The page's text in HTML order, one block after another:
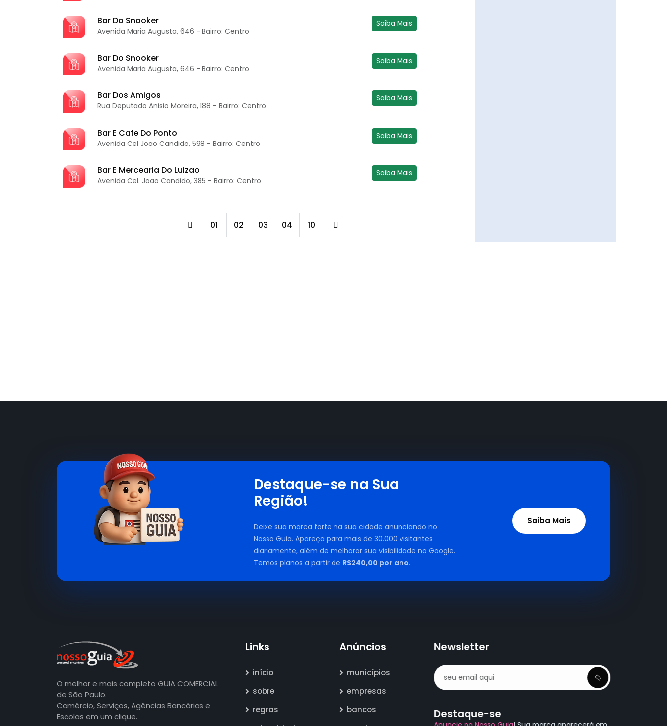
Bar Do Snooker
Avenida Maria Augusta, 646 - Bairro: Centro
Saiba Mais
Bar Do Snooker
Avenida Maria Augusta, 646 - Bairro: Centro
Saiba Mais
Bar Dos Amigos
Rua Deputado Anisio Moreira, 188 - Bairro: Centro
Saiba Mais
Bar E Cafe Do Ponto
Avenida Cel Joao Candido, 598 - Bairro: Centro
Saiba Mais
Bar E Mercearia Do Luizao
Avenida Cel. Joao Candido, 385 - Bairro: Centro
Saiba Mais
01 02 03 04 10
Destaque-se na Sua
Região!
Deixe sua marca forte na sua cidade anunciando no
Nosso Guia. Apareça para mais de 30.000 visitantes
diariamente, além de melhorar sua visibilidade no Google.
Temos planos a partir de R$240,00 por ano.
Saiba Mais
O melhor e mais completo GUIA COMERCIAL
de São Paulo.
Comércio, Serviços, Agências Bancárias e
Escolas em um clique.
Links
início
sobre
regras
Anúncios
municípios
empresas
bancos
Newsletter
Destaque-se